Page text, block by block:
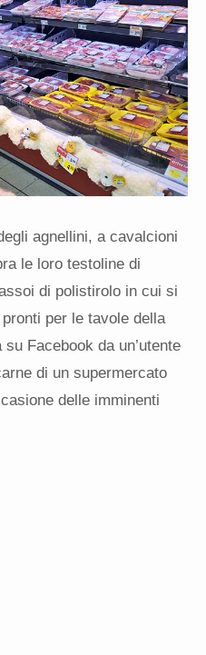
agnellini, a cavalcioni
le loro testoline di
di polistirolo in cui si
per le tavole della
Facebook da un’utente
di un supermercato
delle imminenti